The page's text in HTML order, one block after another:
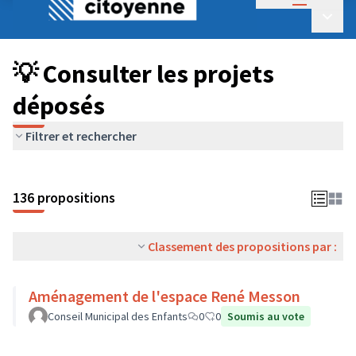
Budget Participatif JEUNESSE 2024
💡 Consulter les projets déposés
💡 Consulter les projets
déposés
Filtrer et rechercher
136 propositions
Classement des propositions par :
Aménagement de l'espace René Messon
Conseil Municipal des Enfants 0 0 Soumis au vote